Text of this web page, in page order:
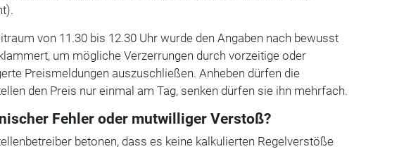
von 11.30 bis 12.30 Uhr wurde den Angaben nach bewusst
um mögliche Verzerrungen durch vorzeitige oder
Preismeldungen auszuschließen. Anheben dürfen die
den Preis nur einmal am Tag, senken dürfen sie ihn mehrfach.
Fehler oder mutwilliger Verstoß?
betonen, dass es keine kalkulierten Regelverstöße